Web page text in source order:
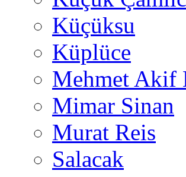
Küçüksu
Küplüce
Mehmet Akif
Mimar Sinan
Murat Reis
Salacak